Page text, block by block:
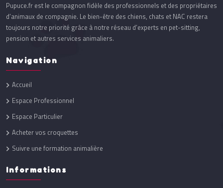
Pupuce.fr est le compagnon fidèle des professionnels et des propriétaires
d’animaux de compagnie. Le bien-être des chiens, chats et NAC restera
toujours notre priorité grâce à notre réseau d’experts en pet-sitting,
pension et autres services animaliers.
Navigation
Accueil
Espace Professionnel
Espace Particulier
Acheter vos croquettes
Suivre une formation animalière
Informations